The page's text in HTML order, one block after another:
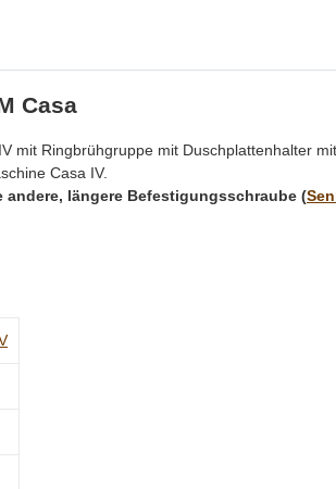
Casa
mit Ringbrühgruppe mit Duschplattenhalter
Casa IV.
längere Befestigungsschraube (